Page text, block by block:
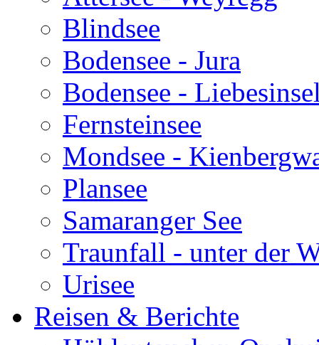
Blindsee
Bodensee - Jura
Bodensee -
Fernsteinsee
Mondsee -
Plansee
Samaranger See
Traunfall - unter der
Urisee
Reisen & Berichte